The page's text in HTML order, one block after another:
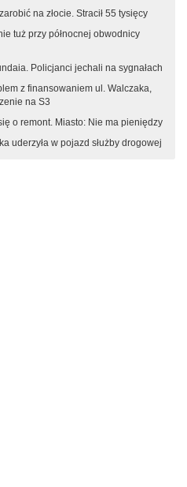
na złocie. Stracił 55 tysięcy
tuż przy północnej obwodnicy
Policjanci jechali na sygnałach
z finansowaniem ul. Walczaka,
na S3
o remont. Miasto: Nie ma pieniędzy
uderzyła w pojazd służby drogowej